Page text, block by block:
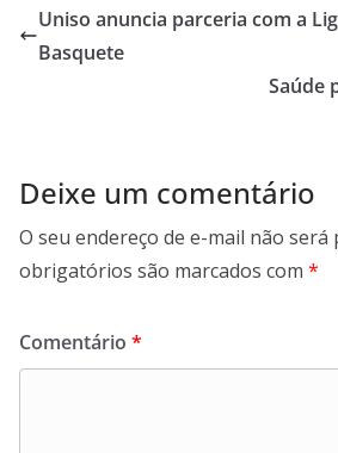
Uniso anuncia parceria com a
Basquete
Saúde
Deixe um comentário
O seu endereço de e-mail não será
obrigatórios são marcados com *
Comentário *